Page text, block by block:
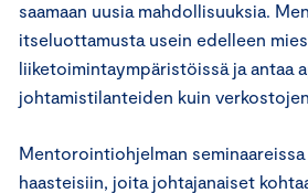
saamaan uusia mahdollisuuksia.
itseluottamusta usein edelleen
liiketoimintaympäristöissä ja antaa
johtamistilanteiden kuin
Mentorointiohjelman
haasteisiin, joita johtajanaiset